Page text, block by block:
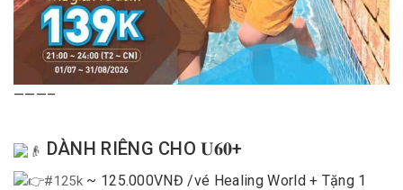
———–
DÀNH RIÊNG CHO 𝐔𝟔𝟎+
#125k~ 125.000VNĐ /vé Healing World + Tặng 1